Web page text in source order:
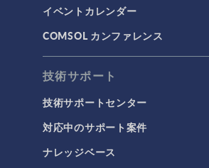
イベントカレンダー
COMSOL カンファレンス
技術サポート
技術サポートセンター
対応中のサポート案件
ナレッジベース